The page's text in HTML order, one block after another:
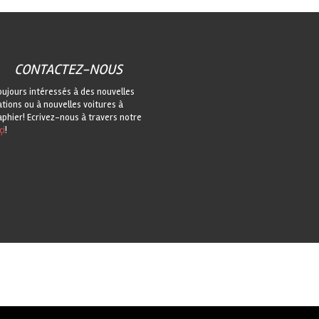
CONTACTEZ-NOUS
intéressés à des nouvelles
ou à nouvelles voitures à
Ecrivez-nous à travers notre
!